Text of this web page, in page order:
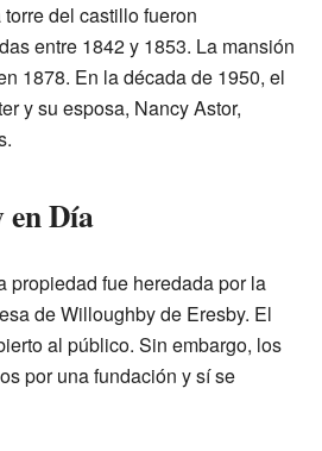
del castillo fueron
entre 1842 y 1853. La mansión
1878. En la década de 1950, el
y su esposa, Nancy Astor,
Día
propiedad fue heredada por la
de Willoughby de Eresby. El
al público. Sin embargo, los
por una fundación y sí se